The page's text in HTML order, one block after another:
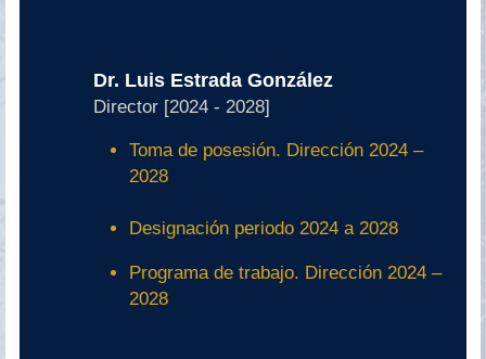
Dr. Luis Estrada González
Director [2024 - 2028]
Toma de posesión. Dirección 2024 –
2028
Designación periodo 2024 a 2028
Programa de trabajo. Dirección 2024 –
2028